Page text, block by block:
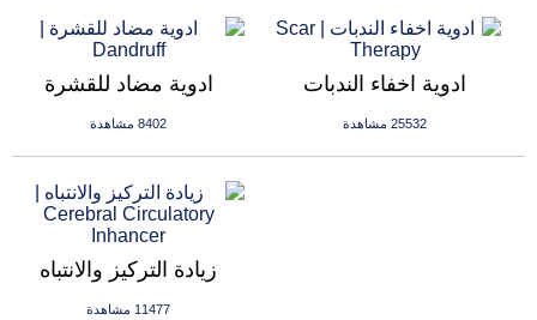
ادوية مضاد للقشرة
8402 مشاهدة
ادوية اخفاء الندبات
25532 مشاهدة
زيادة التركيز والانتباه
11477 مشاهدة